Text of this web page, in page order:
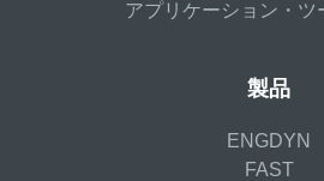
アプリケーション・ツ
製品
ENGDYN
FAST